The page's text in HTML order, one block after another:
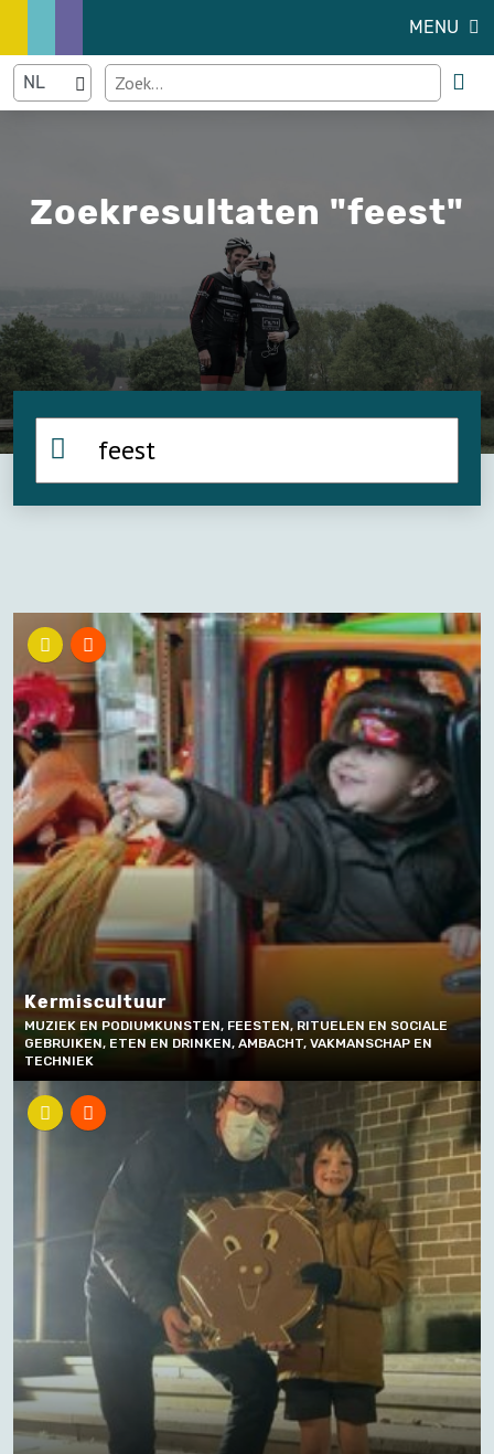
MENU
Zoekresultaten "feest"
Kermiscultuur
MUZIEK EN PODIUMKUNSTEN, FEESTEN, RITUELEN EN SOCIALE
GEBRUIKEN, ETEN EN DRINKEN, AMBACHT, VAKMANSCHAP EN
TECHNIEK